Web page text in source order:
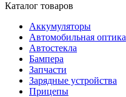
Каталог товаров
Аккумуляторы
Автомобильная оптика
Автостекла
Бампера
Запчасти
Зарядные устройства
Прицепы